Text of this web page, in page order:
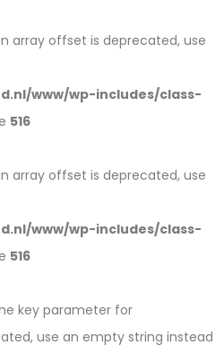
array offset is deprecated, use
www/wp-includes/class-
516
array offset is deprecated, use
www/wp-includes/class-
516
key parameter for
use an empty string instead